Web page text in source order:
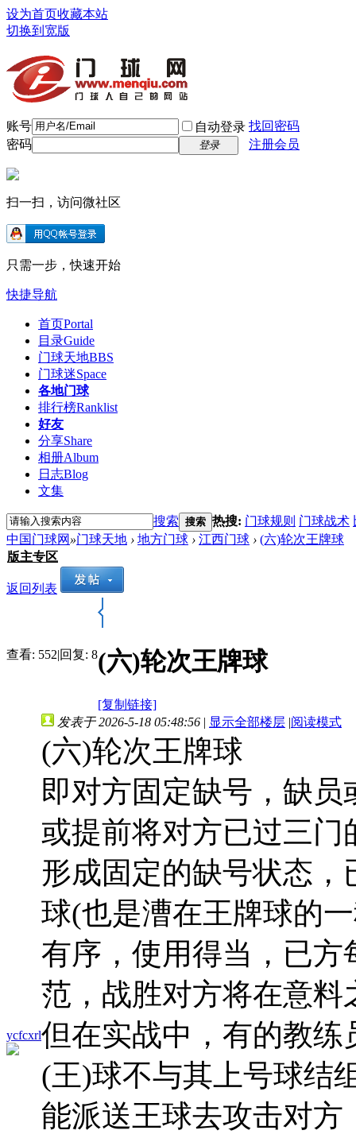
设为首页收藏本站
切换到宽版
账号 自动登录 找回密码
密码
登录 注册会员
扫一扫，访问微社区
只需一步，快速开始
快捷导航
首页Portal
目录Guide
门球天地BBS
门球迷Space
各地门球
排行榜Ranklist
好友
分享Share
相册Album
日志Blog
文集
搜索 搜索 热搜: 门球规则 门球战术
中国门球网 »门球天地 › 地方门球 › 江西门球 › (六)轮次王牌球
版主专区
返回列表
查看: 552|回复: 8(六)轮次王牌球
[复制链接]
ycfcxrl
发表于 2026-5-18 05:48:56 | 显示全部楼层 |阅读模式
(六)轮次王牌球
即对方固定缺号，缺
或提前将对方已过三
形成固定的缺号状态
球(也是漕在王牌球的
有序，使用得当，已
范，战胜对方将在意料
但在实战中，有的教
(王)球不与其上号球结
能派送王球去攻击对